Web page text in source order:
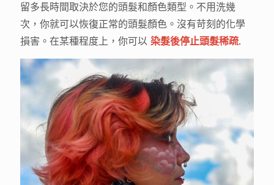
留多長時間取決於您的頭髮和顏色類型。不用洗幾
次，你就可以恢復正常的頭髮顏色。沒有苛刻的化學
損害。在某種程度上，你可以 染髮後停止頭髮稀疏.